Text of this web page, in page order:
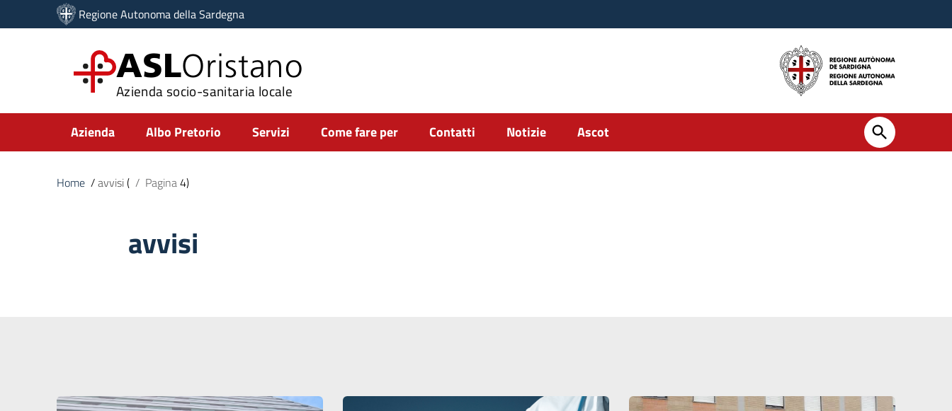
Vai ai contenuti
Vai al menu di navigazione
Regione Autonoma della Sardegna
ASLOristano
Azienda socio-sanitaria locale
Submenu
Azienda Albo Pretorio Servizi Come fare per Contatti Notizie Ascot
Home /avvisi( / Pagina4)
avvisi